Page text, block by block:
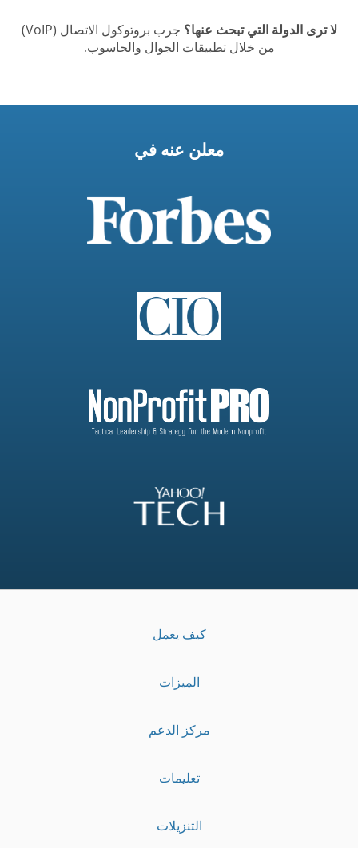
لا ترى الدولة التي تبحث عنها؟
جرب بروتوكول الاتصال (VoIP)
من خلال تطبيقات الجوال والحاسوب.
معلن عنه في
كيف يعمل
الميزات
مركز الدعم
تعليمات
التنزيلات